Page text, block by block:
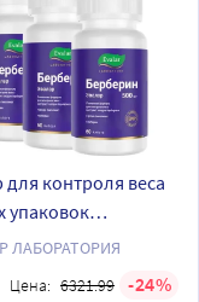
для контроля веса
упаковок
ЭВАЛАР N60
ЛАБОРАТОРИЯ
Цена: 6321.99 24